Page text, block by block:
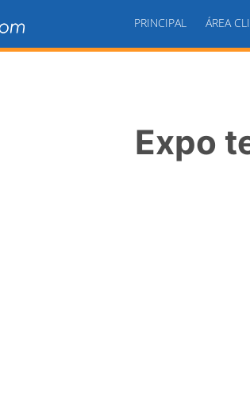
PRINCIPAL ÁREA
Expo